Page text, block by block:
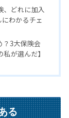
、どれに加入
わかるチェ
？3大保険会
が選んだ】
る